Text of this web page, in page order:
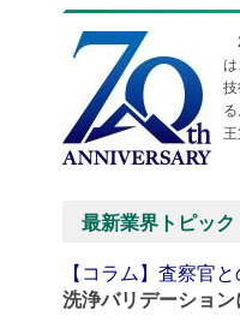
最新業界トピッ
【コラム】査察官
洗浄バリデーショ